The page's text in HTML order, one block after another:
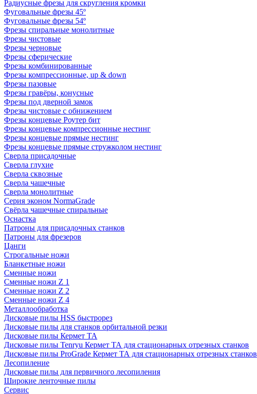
Радиусные фрезы для скругления кромки
Фуговальные фрезы 45º
Фуговальные фрезы 54º
Фрезы спиральные монолитные
Фрезы чистовые
Фрезы черновые
Фрезы сферические
Фрезы комбинированные
Фрезы компрессионные, up & down
Фрезы пазовые
Фрезы гравёры, конусные
Фрезы под дверной замок
Фрезы чистовые с обнижением
Фрезы концевые Роутер бит
Фрезы концевые компрессионные нестинг
Фрезы концевые прямые нестинг
Фрезы концевые прямые стружколом нестинг
Сверла присадочные
Сверла глухие
Сверла сквозные
Сверла чашечные
Сверла монолитные
Серия эконом NormaGrade
Свёрла чашечные спиральные
Оснастка
Патроны для присадочных станков
Патроны для фрезеров
Цанги
Строгальные ножи
Бланкетные ножи
Сменные ножи
Сменные ножи Z 1
Сменные ножи Z 2
Сменные ножи Z 4
Металлообработка
Дисковые пилы HSS быстрорез
Дисковые пилы для станков орбитальной резки
Дисковые пилы Кермет ТА
Дисковые пилы Tenryu Кермет ТА для стационарных отрезных станков
Дисковые пилы ProGrade Кермет ТА для стационарных отрезных станков
Лесопиление
Дисковые пилы для первичного лесопиления
Широкие ленточные пилы
Сервис